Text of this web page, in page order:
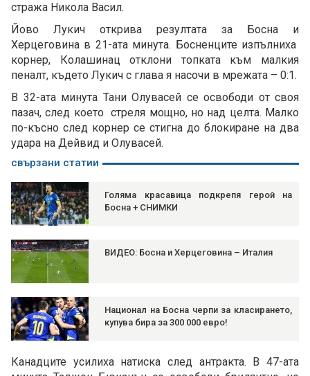
стража Никола Васил.
Йово Лукич открива резултата за Босна и
Херцеговина в 21-ата минута. Босненците изпълниха
корнер, Колашинац отклони топката към малкия
пеналт, където Лукич с глава я насочи в мрежата – 0:1.
В 32-ата минута Тани Олувасей се освободи от своя
пазач, след което стреля мощно, но над целта. Малко
по-късно след корнер се стигна до блокиране на два
удара на Дейвид и Олувасей.
свързани статии
Голяма красавица подкрепя герой на
Босна + СНИМКИ
ВИДЕО: Босна и Херцеговина – Италия
Национал на Босна черпи за класирането,
купува бира за 300 000 евро!
Канадците усилиха натиска след антракта. В 47-ата